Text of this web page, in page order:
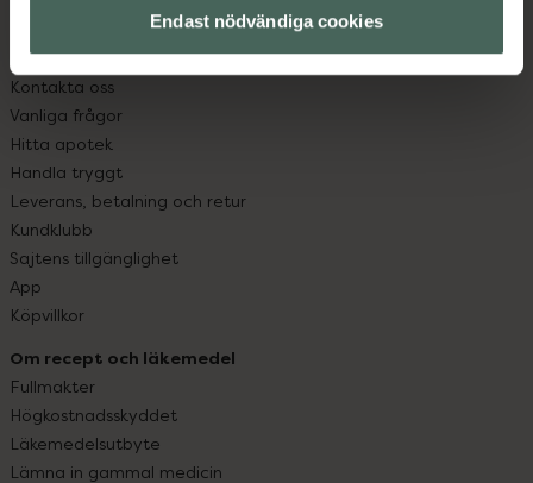
Endast nödvändiga cookies
Kundservice
Kontakta oss
Vanliga frågor
Hitta apotek
Handla tryggt
Leverans, betalning och retur
Kundklubb
Sajtens tillgänglighet
App
Köpvillkor
Om recept och läkemedel
Fullmakter
Högkostnadsskyddet
Läkemedelsutbyte
Lämna in gammal medicin